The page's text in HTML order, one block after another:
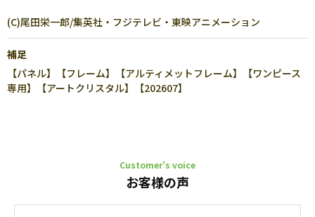
(C)尾田栄一郎/集英社・フジテレビ・東映アニメーション
補足
【パネル】【フレーム】【アルティメットフレーム】【ワンピース
専用】【アートクリスタル】【202607】
Customer’s voice
お客様の声